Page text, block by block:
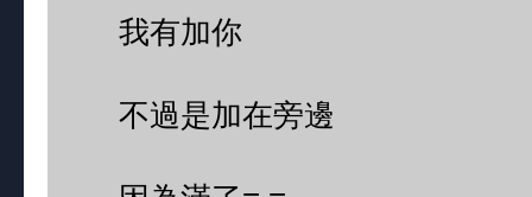
我有加你
不過是加在旁邊